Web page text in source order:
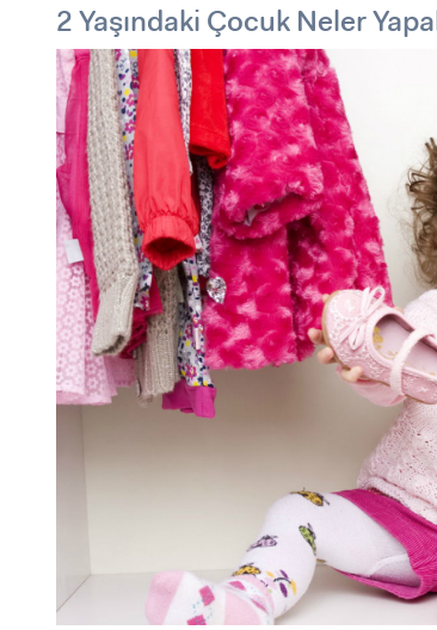
2 Yaşındaki Çocuk Neler